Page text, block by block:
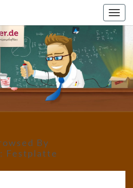
Gutbürgerliche
Reime Und
Mehr! In
Blogform.
School!
By
Festplatte